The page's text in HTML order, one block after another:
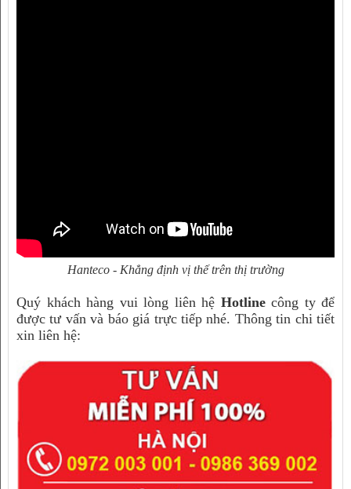
Hanteco - Khẳng định vị thế trên thị trường
Quý khách hàng vui lòng liên hệ Hotlinecông ty để
được tư vấn và báo giá trực tiếp nhé. Thông tin chi tiết
xin liên hệ: